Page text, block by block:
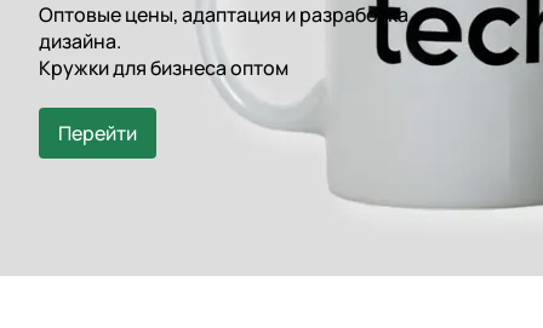
Оптовые цены, адаптация и разработка
дизайна.
Кружки для бизнеса оптом
Перейти